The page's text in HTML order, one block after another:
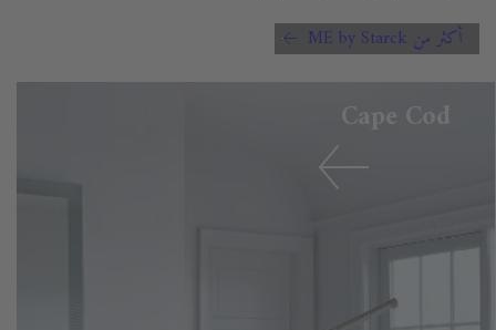
أكثر من ME by Starck
Cape Cod